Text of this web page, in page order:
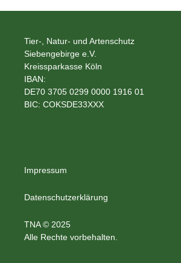
Tier-, Natur- und Artenschutz
Siebengebirge e.V.
Kreissparkasse Köln
IBAN:
DE70 3705 0299 0000 1916 01
BIC: COKSDE33XXX
Impressum
Datenschutzerklärung
TNA © 2025
Alle Rechte vorbehalten.